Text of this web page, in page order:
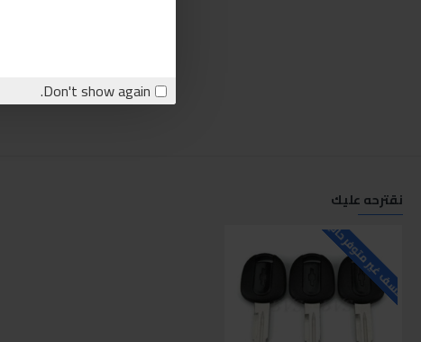
Don't show again.
نقترحه عليك
للاسف غير متوفر حاليا